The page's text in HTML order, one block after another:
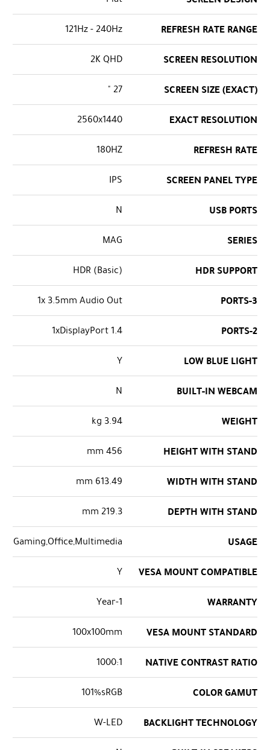
REFRESH RATE RANGE
121Hz - 240Hz
SCREEN RESOLUTION
2K QHD
SCREEN SIZE (EXACT)
27 "
EXACT RESOLUTION
2560x1440
REFRESH RATE
180HZ
SCREEN PANEL TYPE
IPS
USB PORTS
N
SERIES
MAG
HDR SUPPORT
HDR (Basic)
PORTS-3
1x 3.5mm Audio Out
PORTS-2
1xDisplayPort 1.4
LOW BLUE LIGHT
Y
BUILT-IN WEBCAM
N
WEIGHT
3.94 kg
HEIGHT WITH STAND
456 mm
WIDTH WITH STAND
613.49 mm
DEPTH WITH STAND
219.3 mm
USAGE
Gaming,Office,Multimedia
VESA MOUNT COMPATIBLE
Y
WARRANTY
1-Year
VESA MOUNT STANDARD
100x100mm
NATIVE CONTRAST RATIO
1000:1
COLOR GAMUT
101%sRGB
BACKLIGHT TECHNOLOGY
W-LED